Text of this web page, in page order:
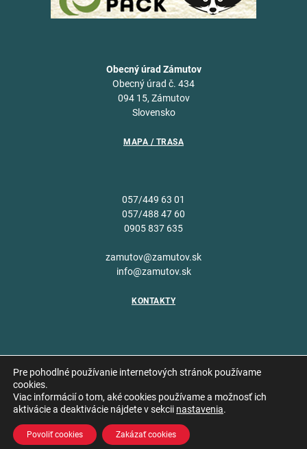
Obecný úrad Zámutov
Obecný úrad č. 434
094 15, Zámutov
Slovensko
MAPA / TRASA
057/449 63 01
057/488 47 60
0905 837 635
zamutov@zamutov.sk
info@zamutov.sk
KONTAKTY
Copyright © 2026 Obec
Pre pohodlné používanie internetových stránok používame
cookies.
Viac informácií o tom, aké cookies používame a možnosť ich
aktivácie a deaktivácie nájdete v sekcii nastavenia.
Povoliť cookies Zakázať cookies